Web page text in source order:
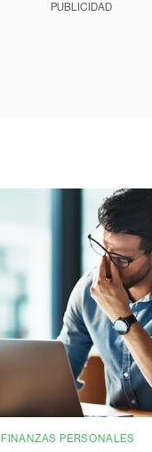
PUBLICIDAD
FINANZAS PERSONALES